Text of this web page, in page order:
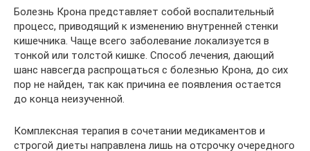
Болезнь Крона представляет собой воспалительный
процесс, приводящий к изменению внутренней стенки
кишечника. Чаще всего заболевание локализуется в
тонкой или толстой кишке. Способ лечения, дающий
шанс навсегда распрощаться с болезнью Крона, до сих
пор не найден, так как причина ее появления остается
до конца неизученной.
Комплексная терапия в сочетании медикаментов и
строгой диеты направлена лишь на отсрочку очередного